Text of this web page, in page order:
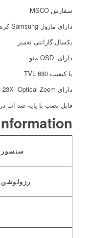
سفارش MSCO
دارای ماژول Samsung کره جنوبی
یکسال گارانتی تعمیر
دارای OSD منو
با کیفیت 680 TVL
دارای 23X Optical Zoom و 16X Digital
قابل نصب با پایه ضد آب
سنسور
رزولوشن